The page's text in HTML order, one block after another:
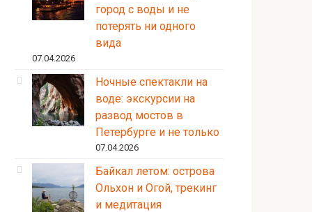
город с воды и не
потерять ни одного
вида
07.04.2026
Ночные спектакли на
воде: экскурсии на
развод мостов в
Петербурге и не только
07.04.2026
Байкал летом: острова
Ольхон и Огой, трекинг
и медитация